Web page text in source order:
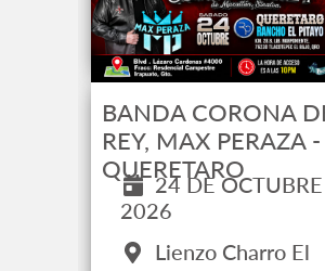
BANDA CORONA
REY, MAX PERAZA -
QUERETARO
24 DE OCTUBRE
2026
Lienzo Charro El